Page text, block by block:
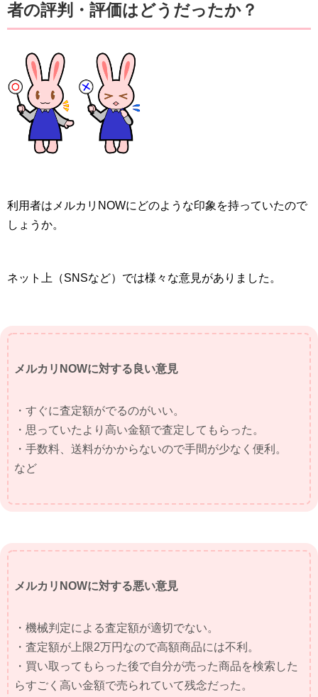
者の評判・評価はどうだったか？
利用者はメルカリNOWにどのような印象を持っていたので
しょうか。
ネット上（SNSなど）では様々な意見がありました。
メルカリNOWに対する良い意見
・すぐに査定額がでるのがいい。
・思っていたより高い金額で査定してもらった。
・手数料、送料がかからないので手間が少なく便利。
など
メルカリNOWに対する悪い意見
・機械判定による査定額が適切でない。
・査定額が上限2万円なので高額商品には不利。
・買い取ってもらった後で自分が売った商品を検索した
らすごく高い金額で売られていて残念だった。